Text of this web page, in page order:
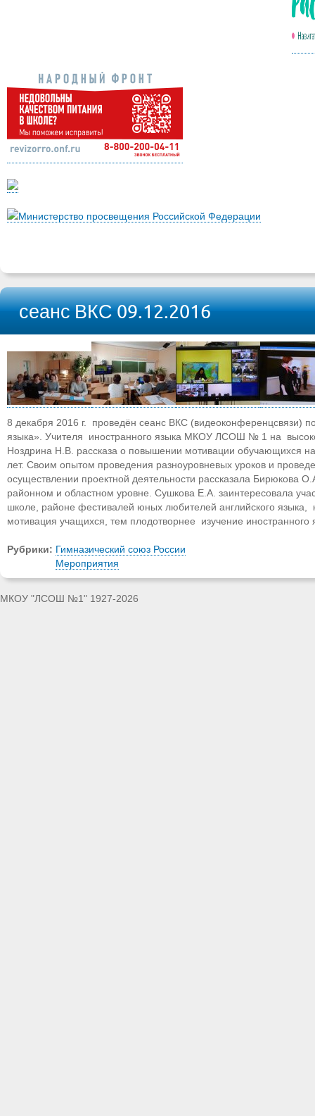
Министерство просвещения Российской Федерации
сеанс ВКС 09.12.2016
8 декабря 2016 г. проведён сеанс ВКС (видеоконференцсвязи)
языка». Учителя иностранного языка МКОУ ЛСОШ № 1 на
Ноздрина Н.В. рассказа о повышении мотивации обучающихся
лет. Своим опытом проведения разноуровневых уроков и
осуществлении проектной деятельности рассказала
районном и областном уровне. Сушкова Е.А. заинтересовала
школе, районе фестивалей юных любителей английского языка,
мотивация учащихся, тем плодотворнее изучение иностранного
Рубрики: Гимназический союз России
Мероприятия
МКОУ "ЛСОШ №1" 1927-2026